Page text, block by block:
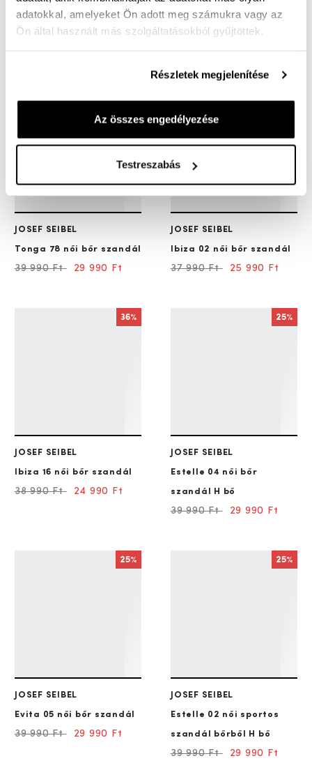
adatokkal, amelyeket Ön adott meg számukra vagy az
Ön által használt más szolgáltatásokból gyűjtöttek.
Részletek megjelenítése
Az összes engedélyezése
Testreszabás
Ibiza 16 női bőr szandál Evita 05 női bőr szandál
JOSEF SEIBEL
Tonga 78 női bőr szandál
39 990 Ft 29 990 Ft
JOSEF SEIBEL
Ibiza 02 női bőr szandál
37 990 Ft 25 990 Ft
36%
JOSEF SEIBEL
Ibiza 16 női bőr szandál
38 990 Ft 24 990 Ft
25%
JOSEF SEIBEL
Estelle 04 női bőr
szandál H bő
39 990 Ft 29 990 Ft
25%
JOSEF SEIBEL
Evita 05 női bőr szandál
39 990 Ft 29 990 Ft
25%
JOSEF SEIBEL
Estelle 02 női sportos
szandál bőrből H bő
39 990 Ft 29 990 Ft